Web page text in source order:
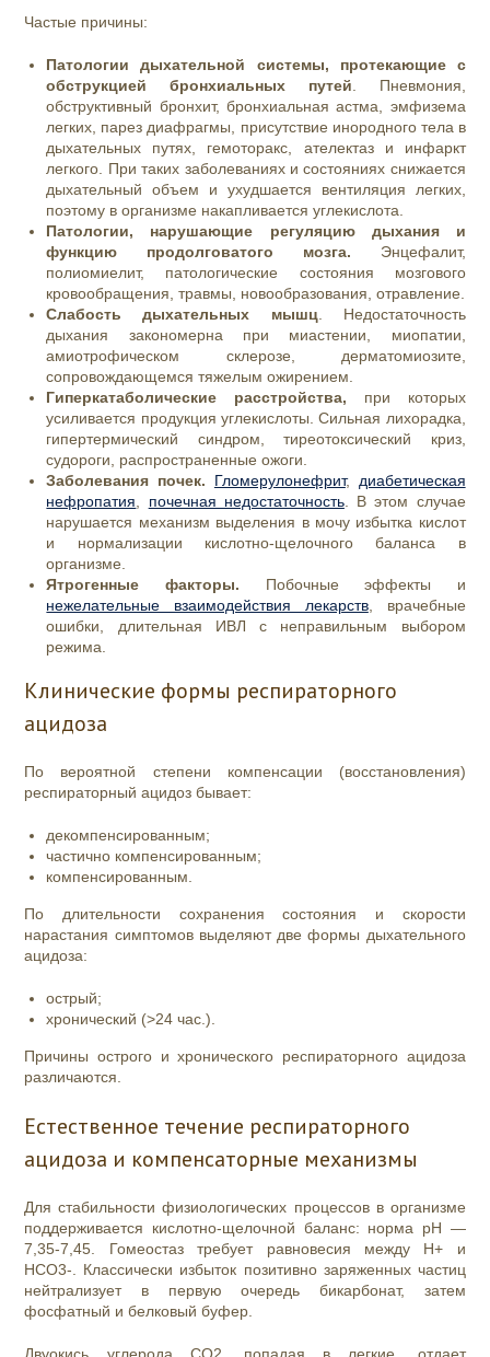
Частые причины:
Патологии дыхательной системы, протекающие с
обструкцией бронхиальных путей. Пневмония,
обструктивный бронхит, бронхиальная астма, эмфизема
легких, парез диафрагмы, присутствие инородного тела в
дыхательных путях, гемоторакс, ателектаз и инфаркт
легкого. При таких заболеваниях и состояниях снижается
дыхательный объем и ухудшается вентиляция легких,
поэтому в организме накапливается углекислота.
Патологии, нарушающие регуляцию дыхания и
функцию продолговатого мозга. Энцефалит,
полиомиелит, патологические состояния мозгового
кровообращения, травмы, новообразования, отравление.
Слабость дыхательных мышц. Недостаточность
дыхания закономерна при миастении, миопатии,
амиотрофическом склерозе, дерматомиозите,
сопровождающемся тяжелым ожирением.
Гиперкатаболические расстройства, при которых
усиливается продукция углекислоты. Сильная лихорадка,
гипертермический синдром, тиреотоксический криз,
судороги, распространенные ожоги.
Заболевания почек. Гломерулонефрит, диабетическая
нефропатия, почечная недостаточность. В этом случае
нарушается механизм выделения в мочу избытка кислот
и нормализации кислотно-щелочного баланса в
организме.
Ятрогенные факторы. Побочные эффекты и
нежелательные взаимодействия лекарств, врачебные
ошибки, длительная ИВЛ с неправильным выбором
режима.
Клинические формы респираторного
ацидоза
По вероятной степени компенсации (восстановления)
респираторный ацидоз бывает:
декомпенсированным;
частично компенсированным;
компенсированным.
По длительности сохранения состояния и скорости
нарастания симптомов выделяют две формы дыхательного
ацидоза:
острый;
хронический (>24 час.).
Причины острого и хронического респираторного ацидоза
различаются.
Естественное течение респираторного
ацидоза и компенсаторные механизмы
Для стабильности физиологических процессов в организме
поддерживается кислотно-щелочной баланс: норма pH —
7,35-7,45. Гомеостаз требует равновесия между Н+ и
НСО3-. Классически избыток позитивно заряженных частиц
нейтрализует в первую очередь бикарбонат, затем
фосфатный и белковый буфер.